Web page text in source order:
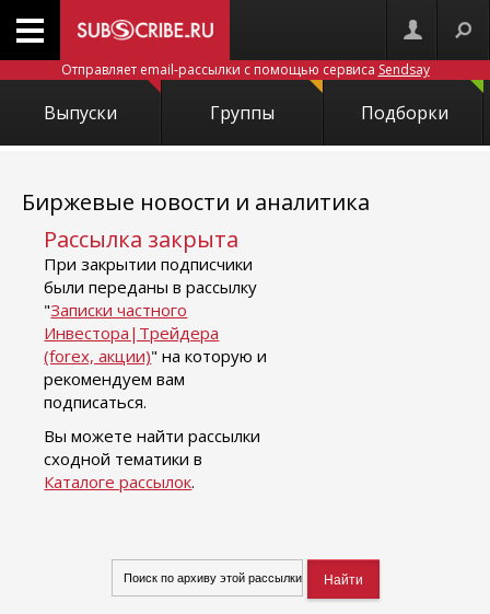
Отправляет email-рассылки с помощью сервиса Sendsay
Выпуски Группы Подборки
Биржевые новости и аналитика
Рассылка закрыта
При закрытии подписчики
были переданы в рассылку
"Записки частного
Инвестора|Трейдера
(forex, акции)" на которую и
рекомендуем вам
подписаться.
Вы можете найти рассылки
сходной тематики в
Каталоге рассылок.